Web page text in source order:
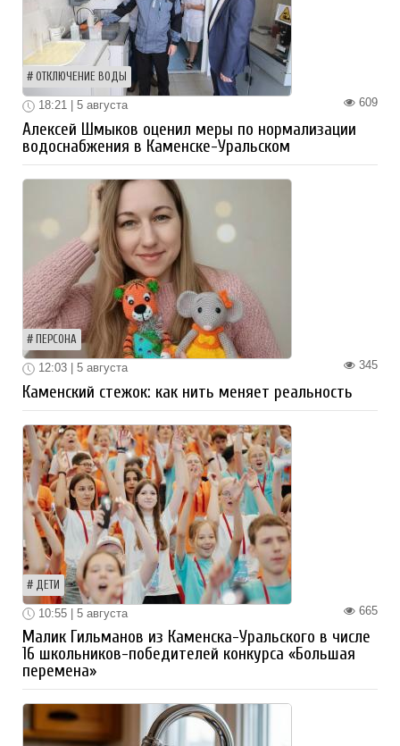
ОТКЛЮЧЕНИЕ ВОДЫ
609
18:21 | 5 августа
Алексей Шмыков оценил меры по нормализации
водоснабжения в Каменске-Уральском
ПЕРСОНА
345
12:03 | 5 августа
Каменский стежок: как нить меняет реальность
ДЕТИ
665
10:55 | 5 августа
Малик Гильманов из Каменска-Уральского в числе
16 школьников-победителей конкурса «Большая
перемена»